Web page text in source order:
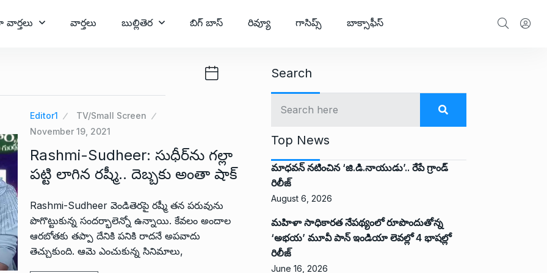
వార్తలు బుల్లితెర బిగ్ బాస్ రివ్యూ గాసిప్స్ బాక్సాఫీస్
Editor1
TV/Small Screen
November 19, 2021
Rashmi-Sudheer: సుధీర్‌ను గల్లా
పట్టి లాగిన రష్మీ.. దెబ్బకు అంతా షాక్
Rashmi-Sudheer వెండితెరపై రష్మీ తన పరువును
పొగొట్టుకున్న సందర్భాలెన్నో ఉన్నాయి. కేవలం అందాల
ఆరబోతకు తప్పా దేనికి పనికి రాదనే అపవాదు
తెచ్చుకుంది. ఆమె ఎంచుకున్న సినిమాలు,
Search
Top News
మాధవన్ నటించిన ‘జి.డి.నాయుడు’.. రేపే గ్రాండ్
రిలీజ్
August 6, 2026
మహిళా సాధికారత నేపథ్యంలో రూపొందుతోన్న
‘అభ‌య‌’ మూవీ పాన్ ఇండియా లెవ‌ల్లో 4 భాష‌ల్లో
రిలీజ్
June 16, 2026